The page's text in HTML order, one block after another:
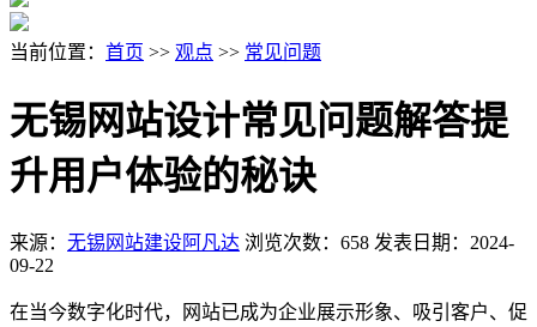
当前位置： 首页 >> 观点 >> 常见问题
无锡网站设计常见问题解答提
升用户体验的秘诀
来源： 无锡网站建设阿凡达 浏览次数：658 发表日期：2024-
09-22
在当今数字化时代，网站已成为企业展示形象、吸引客户、促